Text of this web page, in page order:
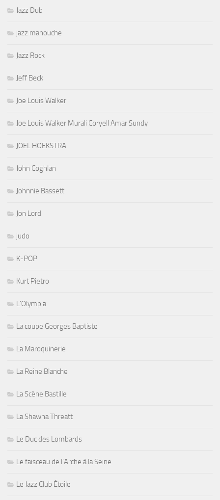
Jazz Dub
jazz manouche
Jazz Rock
Jeff Beck
Joe Louis Walker
Joe Louis Walker Murali Coryell Amar Sundy
JOEL HOEKSTRA
John Coghlan
Johnnie Bassett
Jon Lord
judo
K-POP
Kurt Pietro
L'Olympia
La coupe Georges Baptiste
La Maroquinerie
La Reine Blanche
La Scène Bastille
La Shawna Threatt
Le Duc des Lombards
Le faisceau de l'Arche à la Seine
Le Jazz Club Étoile